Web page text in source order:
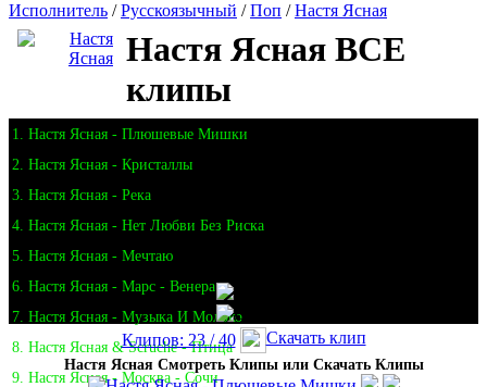
Исполнитель /Русскоязычный /Поп /Настя Ясная
Настя Ясная ВСЕ
клипы
1. Настя Ясная - Плюшевые Мишки
2. Настя Ясная - Кристаллы
3. Настя Ясная - Река
4. Настя Ясная - Нет Любви Без Риска
5. Настя Ясная - Мечтаю
6. Настя Ясная - Марс - Венера
7. Настя Ясная - Музыка И Молоко
8. Настя Ясная & Scruche - Птица
9. Настя Ясная - Москва - Сочи
Клипов: 23 / 40 Скачать клип
Настя Ясная Смотреть Клипы или Скачать Клипы